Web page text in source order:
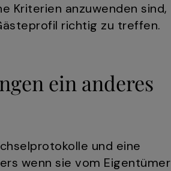
Kriterien anzuwenden sind,
richtig zu treffen.
ein anderes
und eine
wenn sie vom Eigentümer